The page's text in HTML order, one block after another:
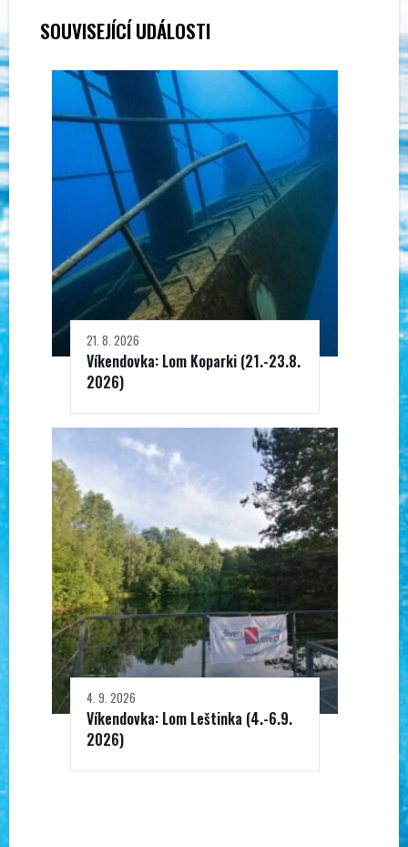
SOUVISEJÍCÍ UDÁLOSTI
21. 8. 2026
Víkendovka: Lom Koparki (21.-23.8.
2026)
4. 9. 2026
Víkendovka: Lom Leštinka (4.-6.9.
2026)